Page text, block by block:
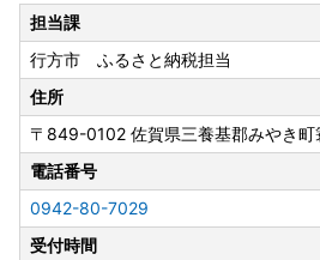
運輸では、2023年6月1日（木）受
のお届け日数および時間指定帯が変
賞味期限が短い一部返礼品（クール
は、下記対象地域含む一部地域へは
いますので、予めご了承くださいま
ます。
＜対象地域＞
・島根県（松江市、安来市のみ対象
対象）、鳥取県、岡山県、徳島県、
担当課
行方市 ふるさと納税担当
住所
〒849-0102 佐賀県三養基郡みやき町
電話番号
0942-80-7029
受付時間